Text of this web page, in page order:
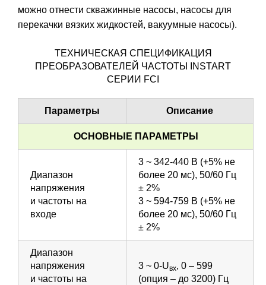
можно отнести скважинные насосы, насосы для
перекачки вязких жидкостей, вакуумные насосы).
ТЕХНИЧЕСКАЯ СПЕЦИФИКАЦИЯ
ПРЕОБРАЗОВАТЕЛЕЙ ЧАСТОТЫ INSTART
СЕРИИ FCI
Параметры Описание
ОСНОВНЫЕ ПАРАМЕТРЫ
Диапазон
напряжения
и частоты на
входе
3 ~ 342-440 В (+5% не
более 20 мс), 50/60 Гц
± 2%
3 ~ 594-759 В (+5% не
более 20 мс), 50/60 Гц
± 2%
Диапазон
напряжения
и частоты на
3 ~ 0-Uвх, 0 – 599
(опция – до 3200) Гц